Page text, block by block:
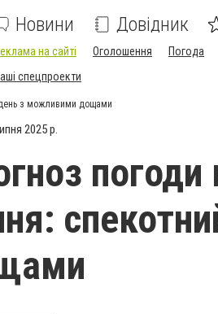
Новини Довідник
на сайті Оголошення Погода
спецпроекти
день з можливими дощами
2025 р.
погоди